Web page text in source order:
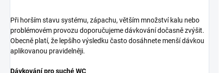
Při horším stavu systému, zápachu, větším množství kalu nebo
problémovém provozu doporučujeme dávkování dočasně zvýšit.
Obecně platí, že lepšího výsledku často dosáhnete menší dávkou
aplikovanou pravidelněji.
Dávkování pro suché WC